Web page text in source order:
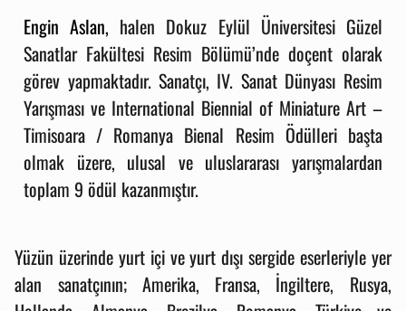
Engin Aslan, halen Dokuz Eylül Üniversitesi Güzel
Sanatlar Fakültesi Resim Bölümü’nde doçent olarak
görev yapmaktadır. Sanatçı, IV. Sanat Dünyası Resim
Yarışması ve International Biennial of Miniature Art –
Timisoara / Romanya Bienal Resim Ödülleri başta
olmak üzere, ulusal ve uluslararası yarışmalardan
toplam 9 ödül kazanmıştır.
Yüzün üzerinde yurt içi ve yurt dışı sergide eserleriyle yer
alan sanatçının; Amerika, Fransa, İngiltere, Rusya,